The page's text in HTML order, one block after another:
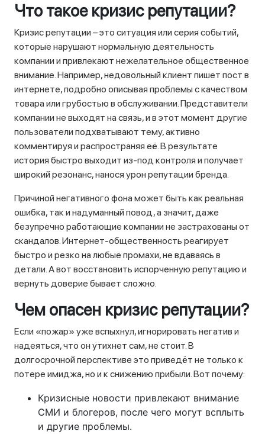
Что такое кризис репутации?
Кризис репутации – это ситуация или серия событий,
которые нарушают нормальную деятельность
компании и привлекают нежелательное общественное
внимание. Например, недовольный клиент пишет пост в
интернете, подробно описывая проблемы с качеством
товара или грубостью в обслуживании. Представители
компании не выходят на связь, и в этот момент другие
пользователи подхватывают тему, активно
комментируя и распространяя её. В результате
история быстро выходит из-под контроля и получает
широкий резонанс, нанося урон репутации бренда.
Причиной негативного фона может быть как реальная
ошибка, так и надуманный повод, а значит, даже
безупречно работающие компании не застрахованы от
скандалов. Интернет-общественность реагирует
быстро и резко на любые промахи, не вдаваясь в
детали. А вот восстановить испорченную репутацию и
вернуть доверие бывает сложно.
Чем опасен кризис репутации?
Если «пожар» уже вспыхнул, игнорировать негатив и
надеяться, что он утихнет сам, не стоит. В
долгосрочной перспективе это приведёт не только к
потере имиджа, но и к снижению прибыли. Вот почему:
Кризисные новости привлекают внимание
СМИ и блогеров, после чего могут всплыть
и другие проблемы.